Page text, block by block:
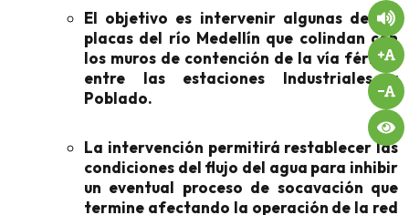
El objetivo es intervenir algunas de las
placas del río Medellín que colindan con
los muros de contención de la vía férrea,
entre las estaciones Industriales y
Poblado.
La intervención permitirá restablecer las
condiciones del flujo del agua para inhibir
un eventual proceso de socavación que
termine afectando la operación de la red